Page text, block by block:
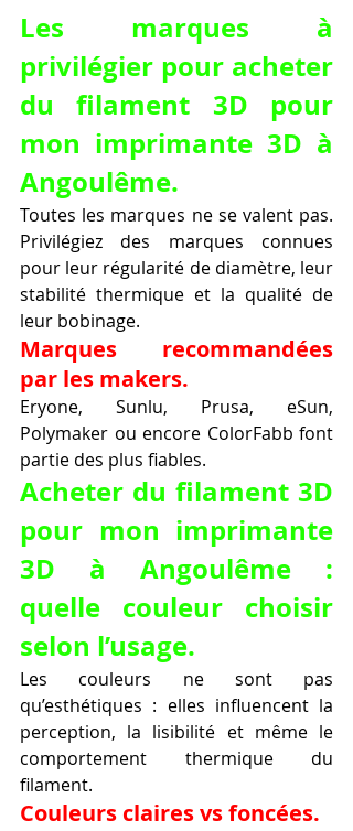
Les marques à
privilégier pour acheter
du filament 3D pour
mon imprimante 3D à
Angoulême.
Toutes les marques ne se valent pas.
Privilégiez des marques connues
pour leur régularité de diamètre, leur
stabilité thermique et la qualité de
leur bobinage.
Marques recommandées
par les makers.
Eryone, Sunlu, Prusa, eSun,
Polymaker ou encore ColorFabb font
partie des plus fiables.
Acheter du filament 3D
pour mon imprimante
3D à Angoulême :
quelle couleur choisir
selon l’usage.
Les couleurs ne sont pas
qu’esthétiques : elles influencent la
perception, la lisibilité et même le
comportement thermique du
filament.
Couleurs claires vs foncées.